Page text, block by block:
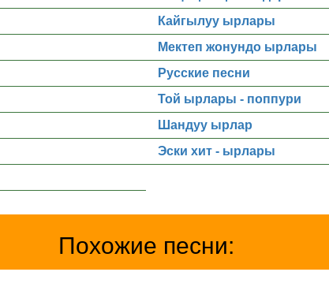
Кайгылуу ырлары
Мектеп жонундо ырлары
Русские песни
Той ырлары - поппури
Шандуу ырлар
Эски хит - ырлары
Похожие песни: